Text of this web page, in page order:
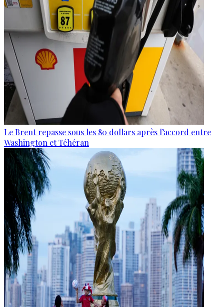
Le Brent repasse sous les 80 dollars après l’accord entre
Washington et Téhéran